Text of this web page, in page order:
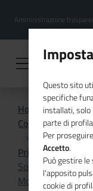
contenuto
Menu
Amministrazione
Home
Comunicazione
Primo Piano
Sostenibilità del
Mosaico Europa
Questo sito
specifiche
installati, solo
parte di
Per
Accetto.
Può gestire
l'apposito
cookie di